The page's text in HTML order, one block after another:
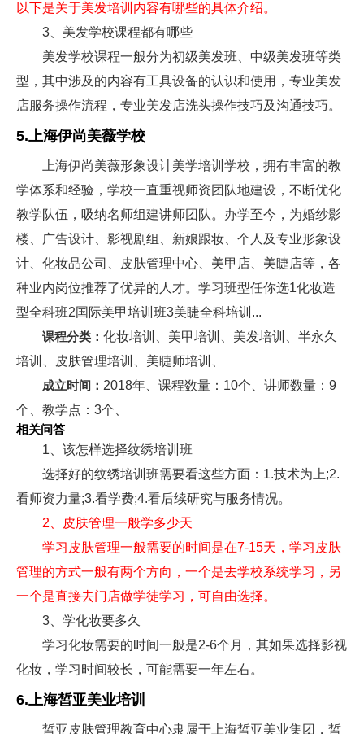
以下是关于美发培训内容有哪些的具体介绍。
3、美发学校课程都有哪些
美发学校课程一般分为初级美发班、中级美发班等类
型，其中涉及的内容有工具设备的认识和使用，专业美发
店服务操作流程，专业美发店洗头操作技巧及沟通技巧。
5.上海伊尚美薇学校
上海伊尚美薇形象设计美学培训学校，拥有丰富的教
学体系和经验，学校一直重视师资团队地建设，不断优化
教学队伍，吸纳名师组建讲师团队。办学至今，为婚纱影
楼、广告设计、影视剧组、新娘跟妆、个人及专业形象设
计、化妆品公司、皮肤管理中心、美甲店、美睫店等，各
种业内岗位推荐了优异的人才。学习班型任你选1化妆造
型全科班2国际美甲培训班3美睫全科培训...
课程分类： 化妆培训、美甲培训、美发培训、半永久
培训、皮肤管理培训、美睫师培训、
成立时间： 2018年、课程数量：10个、讲师数量：9
个、教学点：3个、
相关问答
1、该怎样选择纹绣培训班
选择好的纹绣培训班需要看这些方面：1.技术为上;2.
看师资力量;3.看学费;4.看后续研究与服务情况。
2、皮肤管理一般学多少天
学习皮肤管理一般需要的时间是在7-15天，学习皮肤
管理的方式一般有两个方向，一个是去学校系统学习，另
一个是直接去门店做学徒学习，可自由选择。
3、学化妆要多久
学习化妆需要的时间一般是2-6个月，其如果选择影视
化妆，学习时间较长，可能需要一年左右。
6.上海皙亚美业培训
皙亚皮肤管理教育中心隶属于上海皙亚美业集团，皙